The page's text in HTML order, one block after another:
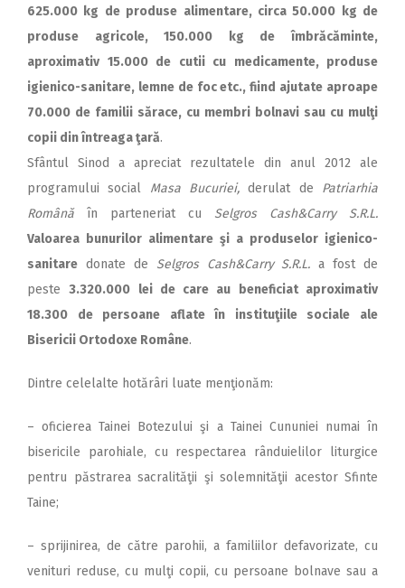
2013
2012
2011
2010
2009
625.000 kg de produse alimentare, circa 50.000 kg de
produse agricole, 150.000 kg de îmbrăcăminte,
aproximativ 15.000 de cutii cu medicamente, produse
igienico-sanitare, lemne de foc etc., fiind ajutate aproape
70.000 de familii sărace, cu membri bolnavi sau cu mulţi
copii din întreaga ţară.
Sfântul Sinod a apreciat rezultatele din anul 2012 ale
programului social Masa Bucuriei, derulat de Patriarhia
Românăîn parteneriat cu Selgros Cash&Carry S.R.L.
Valoarea bunurilor alimentare şi a produselor igienico-
sanitare donate de Selgros Cash&Carry S.R.L. a fost de
peste3.320.000 lei de care au beneficiat aproximativ
18.300 de persoane aflate în instituţiile sociale ale
Bisericii Ortodoxe Române.
Dintre celelalte hotărâri luate menţionăm:
– oficierea Tainei Botezului şi a Tainei Cununiei numai în
bisericile parohiale, cu respectarea rânduielilor liturgice
pentru păstrarea sacralităţii şi solemnităţii acestor Sfinte
Taine;
– sprijinirea, de către parohii, a familiilor defavorizate, cu
venituri reduse, cu mulţi copii, cu persoane bolnave sau a